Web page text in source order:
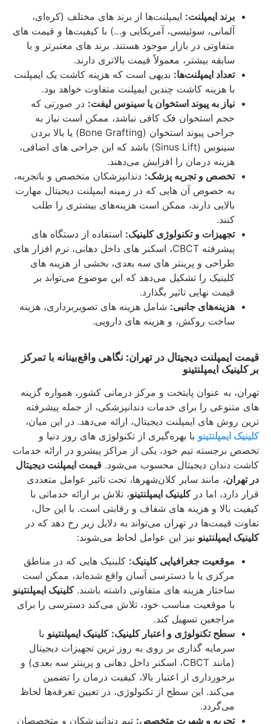
برند ایمپلنت: ایمپلنت‌ها از برند های مختلف (کره‌ای،
آلمانی، سوئیسی، آمریکایی و…) با کیفیت‌ها و قیمت‌ های
متفاوتی در بازار موجود هستند. برند های معتبرتر و با
سابقه بیشتر، معمولاً قیمت بالاتری دارند.
تعداد ایمپلنت‌ها: بدیهی است که هزینه کاشت یک ایمپلنت
با هزینه کاشت چندین ایمپلنت متفاوت خواهد بود.
نیاز به پیوند استخوان یا سینوس لیفت: در صورتی که
حجم استخوان فک کافی نباشد، ممکن است نیاز به
جراحی پیوند استخوان (Bone Grafting) یا بالا بردن
سینوس (Sinus Lift) باشد که این جراحی‌ های اضافی،
هزینه درمان را افزایش می‌دهند.
تخصص و تجربه پزشک: دندانپزشکان متخصص و باتجربه،
به خصوص آن‌ هایی که در زمینه ایمپلنت دیجیتال مهارت
بالایی دارند، ممکن است هزینه‌های بیشتری را طلب
کنند.
تجهیزات و تکنولوژی کلینیک: استفاده از دستگاه‌ های
پیشرفته CBCT، اسکنر های داخل دهانی، نرم‌ افزار های
طراحی و پرینتر های سه‌ بعدی، بخشی از هزینه‌ های
کلینیک را تشکیل می‌دهد که این موضوع می‌تواند بر
قیمت نهایی تاثیر بگذارد.
هزینه‌های جانبی: شامل هزینه‌ های تصویربرداری، هزینه
ساخت روکش، و هزینه‌ های دارویی.
قیمت ایمپلنت دیجیتال در تهران: نگاهی واقع‌بینانه با تمرکز
بر کلینیک ایمپلنتینو
تهران، به عنوان پایتخت و مرکز درمانی کشور، همواره گزینه‌
های متنوعی را برای خدمات دندانپزشکی، از جمله پیشرفته‌
ترین روش‌ های ایمپلنت دیجیتال، ارائه می‌دهد. در این میان،
کلینیک ایمپلنتینو با بهره‌گیری از تکنولوژی‌ های روز دنیا و
تخصص برجسته تیم خود، یکی از مراکز پیشرو در ارائه خدمات
کاشت دندان دیجیتال محسوب می‌شود. قیمت ایمپلنت دیجیتال
در تهران، مانند سایر کلان‌شهرها، تحت تاثیر عوامل متعددی
قرار دارد، اما درکلینیک ایمپلنتینو، تلاش بر ارائه خدماتی با
کیفیت بالا و هزینه‌ های شفاف و رقابتی است. با این حال،
تفاوت قیمت‌ها در تهران می‌تواند به دلایل زیر رخ دهد که در
کلینیک ایمپلنتینو نیز این عوامل لحاظ می‌شوند:
موقعیت جغرافیایی کلینیک: کلینیک‌ هایی که در مناطق
مرکزی یا با دسترسی آسان واقع شده‌اند، ممکن است
ساختار هزینه‌ های متفاوتی داشته باشند.کلینیک ایمپلنتینو
با موقعیت مناسب خود، تلاش می‌کند دسترسی را برای
مراجعین تسهیل کند.
سطح تکنولوژی و اعتبار کلینیک: کلینیک ایمپلنتینو با
سرمایه‌ گذاری بر روی به‌ روز ترین تجهیزات دیجیتال
(مانند CBCT، اسکنر داخل دهانی و پرینتر سه‌ بعدی) و
برخورداری از اعتبار بالا، کیفیت درمان را تضمین
می‌کند. این سطح از تکنولوژی، در تعیین تعرفه‌ها لحاظ
می‌گردد.
تجربه و شهرت متخصص: تیم دندانپزشکان و متخصصان